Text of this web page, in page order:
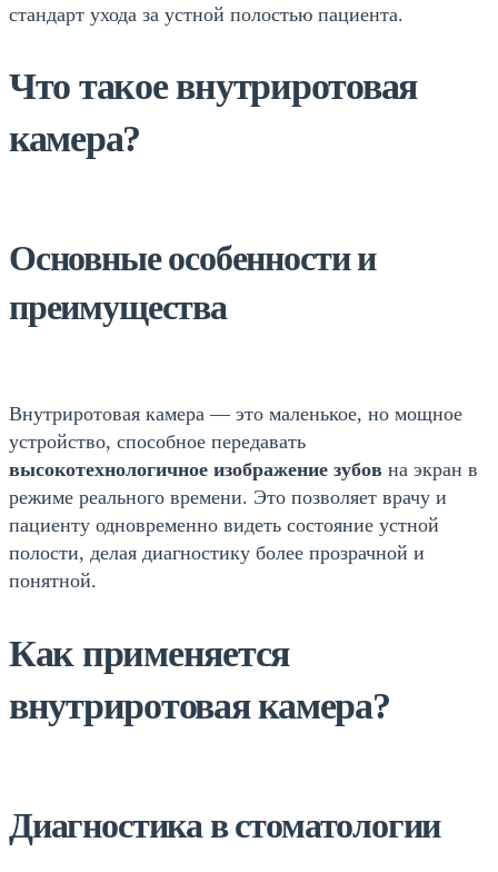
стандарт ухода за устной полостью пациента.
Что такое внутриротовая
камера?
Основные особенности и
преимущества
Внутриротовая камера — это маленькое, но мощное
устройство, способное передавать
высокотехнологичное изображение зубов на экран в
режиме реального времени. Это позволяет врачу и
пациенту одновременно видеть состояние устной
полости, делая диагностику более прозрачной и
понятной.
Как применяется
внутриротовая камера?
Диагностика в стоматологии